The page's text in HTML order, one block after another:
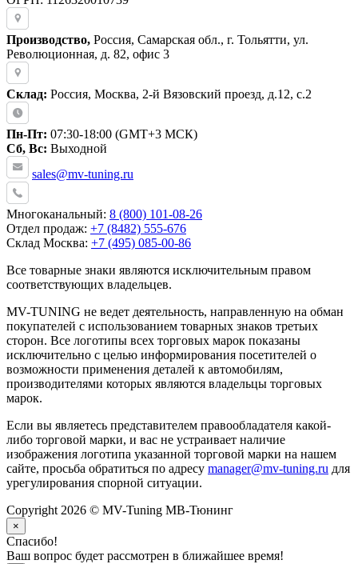
Производство, Россия, Самарская обл., г. Тольятти, ул.
Революционная, д. 82, офис 3
Склад: Россия, Москва, 2-й Вязовский проезд, д.12, с.2
Пн-Пт: 07:30-18:00 (GMT+3 МСК)
Сб, Вс: Выходной
sales@mv-tuning.ru
Многоканальный: 8 (800) 101-08-26
Отдел продаж: +7 (8482) 555-676
Склад Москва: +7 (495) 085-00-86
Все товарные знаки являются исключительным правом
соответствующих владельцев.
MV-TUNING не ведет деятельность, направленную на обман
покупателей с использованием товарных знаков третьих
сторон. Все логотипы всех торговых марок показаны
исключительно с целью информирования посетителей о
возможности применения деталей к автомобилям,
производителями которых являются владельцы торговых
марок.
Если вы являетесь представителем правообладателя какой-
либо торговой марки, и вас не устраивает наличие
изображения логотипа указанной торговой марки на нашем
сайте, просьба обратиться по адресу manager@mv-tuning.ru для
урегулирования спорной ситуации.
Copyright 2026 © MV-Tuning МВ-Тюнинг
×
Спасибо!
Ваш вопрос будет рассмотрен в ближайшее время!